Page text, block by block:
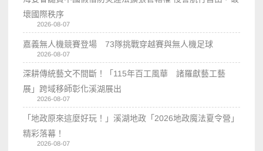
壞國際秩序
2026-08-07
嘉義無人機競賽登場 73隊挑戰穿越賽與無人機足球
2026-08-07
深耕傳統藝文不間斷！「115年百工風華 諸羅獻藝工藝
展」跨域移師彰化溪湖展出
2026-08-07
「地政原來這麼好玩！」溪湖地政「2026地政魔法夏令營」
精彩落幕！
2026-08-07